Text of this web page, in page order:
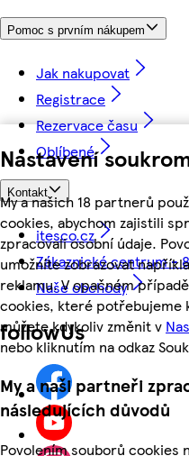
Nastavení
My a našich 18 partnerů
cookies, abychom zajistili
zpracovali osobní údaje.
umožníte zobrazovat
reklamu. V opačném
cookies, které potřebujeme
můžete kdykoliv změnit v
nebo kliknutím na odkaz
My a naši partneři
následujících důvodů
Povolením souborů
Pomoc s prvním nákupem
Jak nakupovat
Registrace
Rezervace času
Oblíbené
Kontakt
itesco.cz
Zákaznické centrum -
Naše obchody
followUs